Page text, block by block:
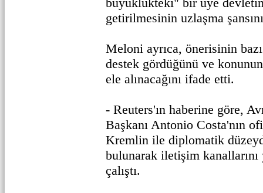
getirilmesinin uzlaşma
Meloni ayrıca, önerisinin
destek gördüğünü ve
ele alınacağını ifade etti.
- Reuters'ın haberine göre,
Başkanı Antonio Costa'nın
Kremlin ile diplomatik
bulunarak iletişim
çalıştı.